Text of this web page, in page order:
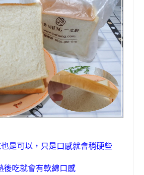
是可以，只是口感就會稍硬些
後吃就會有軟綿口感